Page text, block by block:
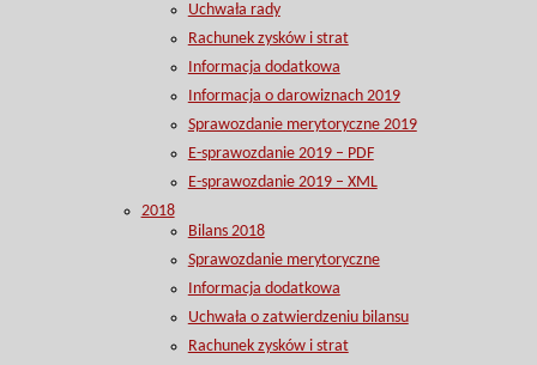
Uchwała rady
Rachunek zysków i strat
Informacja dodatkowa
Informacja o darowiznach 2019
Sprawozdanie merytoryczne 2019
E-sprawozdanie 2019 – PDF
E-sprawozdanie 2019 – XML
2018
Bilans 2018
Sprawozdanie merytoryczne
Informacja dodatkowa
Uchwała o zatwierdzeniu bilansu
Rachunek zysków i strat